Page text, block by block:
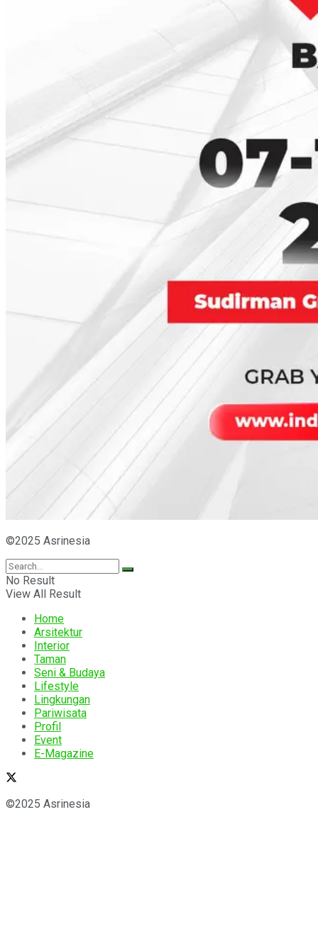
©2025 Asrinesia
No Result
View All Result
Home
Arsitektur
Interior
Taman
Seni & Budaya
Lifestyle
Lingkungan
Pariwisata
Profil
Event
E-Magazine
©2025 Asrinesia